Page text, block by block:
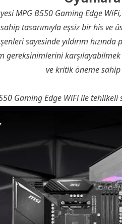
MPG B550 Gaming Edge WiFi
tasarımıyla eşsiz bir his ve
sayesinde yıldırım
gereksinimlerini
ve kritik öneme sahip
Gaming Edge WiFiile tehlikeli